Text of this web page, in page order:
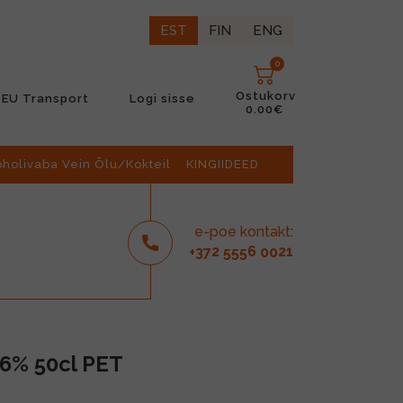
EST FIN ENG
EU Transport Logi sisse
0
Ostukorv
0.00€
Vein Õlu/Kokteil KINGIIDEED
e-poe kontakt:
+372 5556 0021
50cl PET